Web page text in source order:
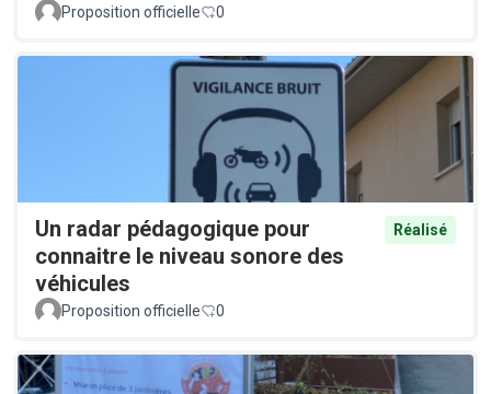
Proposition officielle 0
Un radar pédagogique pour
connaitre le niveau sonore des
véhicules
Réalisé
Proposition officielle 0